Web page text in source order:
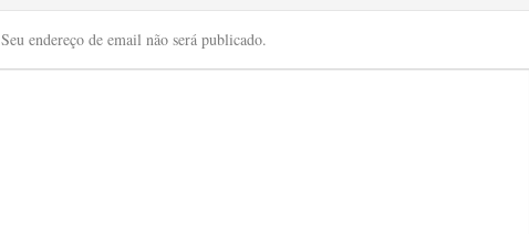
Seu endereço de email não será publicado.